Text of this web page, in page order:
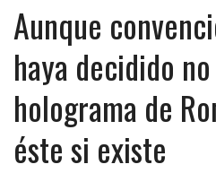
Aunque
haya decidido
holograma de
éste si existe